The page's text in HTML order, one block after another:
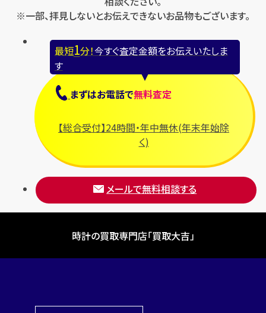
※一部、拝見しないとお伝えできないお品物もございます。
最短1分！今すぐ査定金額をお伝えいたしま
す
まずはお電話で無料査定
【総合受付】24時間・年中無休(年末年始除
く)
メールで無料相談する
時計の買取専門店「買取大吉」